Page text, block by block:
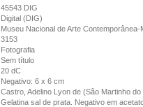
45543 DIG
Digital (DIG)
Museu Nacional de Arte Contemporânea-
3153
Fotografia
Sem título
20 dC
Negativo: 6 x 6 cm
Castro, Adelino Lyon de (São Martinho
Gelatina sal de prata. Negativo em